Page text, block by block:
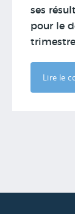
ses
pour le
Lire le